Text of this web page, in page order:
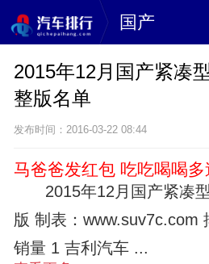
国产
2015年12月国产紧凑
整版名单
发布时间：2016-03-22 08:44
马爸爸发红包 吃吃喝喝多
2015年12月国产紧凑
版 制表：www.suv7c.com
销量 1 吉利汽车 ...